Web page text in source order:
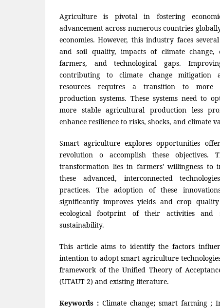
Agriculture is pivotal in fostering
advancement across numerous countries
economies. However, this industry faces
and soil quality, impacts of climate change,
farmers, and technological gaps.
contributing to climate change mitigation
resources requires a transition to more
production systems. These systems need to
more stable agricultural production less
enhance resilience to risks, shocks, and climate
Smart agriculture explores opportunities
revolution o accomplish these
transformation lies in farmers' willingness to
these advanced, interconnected
practices. The adoption of these
significantly improves yields and crop
ecological footprint of their activities and
sustainability.
This article aims to identify the factors
intention to adopt smart agriculture
framework of the Unified Theory of
(UTAUT 2) and existing literature.
Keywords :Climate change;smart farming ;